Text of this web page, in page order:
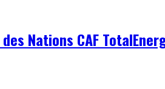
Nations CAF